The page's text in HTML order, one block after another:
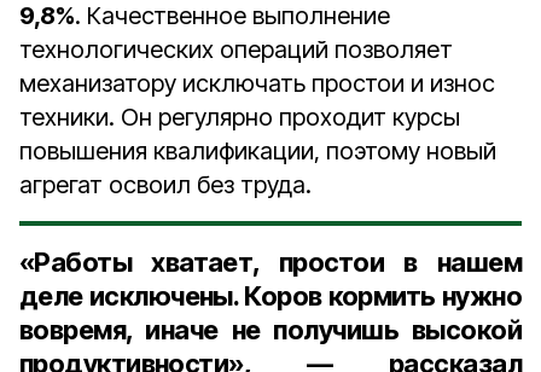
9,8%. Качественное выполнение
технологических операций позволяет
механизатору исключать простои и износ
техники. Он регулярно проходит курсы
повышения квалификации, поэтому новый
агрегат освоил без труда.
«Работы хватает, простои в нашем
деле исключены. Коров кормить нужно
вовремя, иначе не получишь высокой
продуктивности», — рассказал